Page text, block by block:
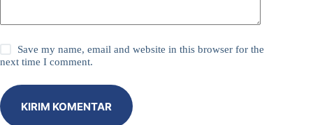
Save my name, email and website in this browser for the
next time I comment.
KIRIM KOMENTAR